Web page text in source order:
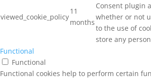
viewed_cookie_policy
11
months
Consent plugin
whether or not
to the use of
store any
Functional
Functional
Functional cookies help to perform certain